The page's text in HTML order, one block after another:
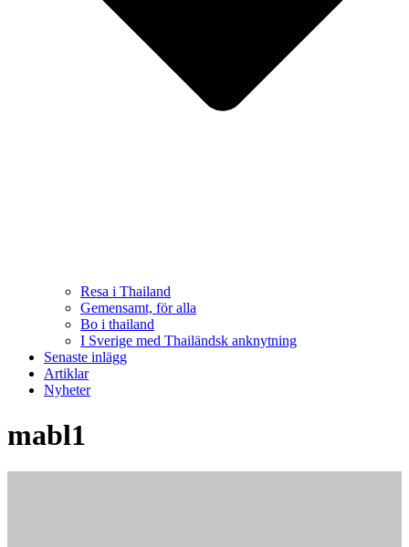
Resa i Thailand
Gemensamt, för alla
Bo i thailand
I Sverige med Thailändsk anknytning
Senaste inlägg
Artiklar
Nyheter
mabl1